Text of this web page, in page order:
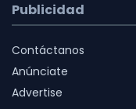
Publicidad
Contáctanos
Anúnciate
Advertise